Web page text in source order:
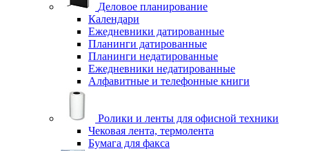
Деловое планирование
Календари
Ежедневники датированные
Планинги датированные
Планинги недатированные
Ежедневники недатированные
Алфавитные и телефонные книги
Ролики и ленты для офисной техники
Чековая лента, термолента
Бумага для факса